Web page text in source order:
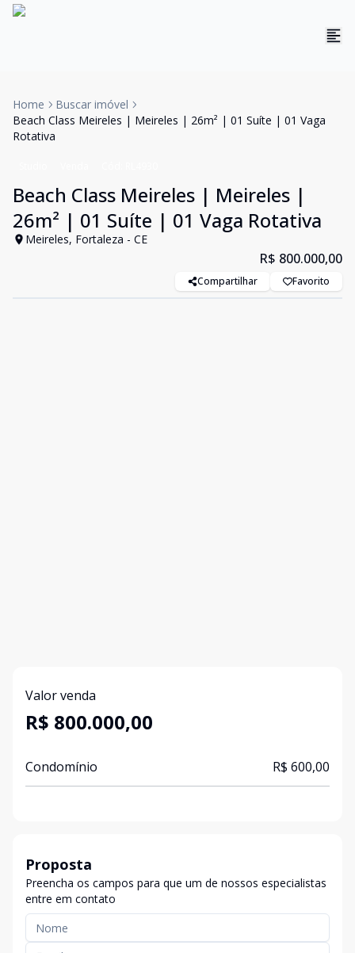
Home
Buscar imóvel
Beach Class Meireles | Meireles | 26m² | 01 Suíte | 01 Vaga
Rotativa
Beach Class Meireles | Meireles |
26m² | 01 Suíte | 01 Vaga Rotativa
Meireles, Fortaleza - CE
R$ 800.000,00
Compartilhar Favorito
Valor venda
R$ 800.000,00
Condomínio R$ 600,00
Proposta
Preencha os campos para que um de nossos especialistas
entre em contato